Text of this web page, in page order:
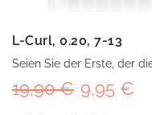
L-Curl, 0.20, 7-13
Seien Sie der Erste, der
9,95 €
19,90 €